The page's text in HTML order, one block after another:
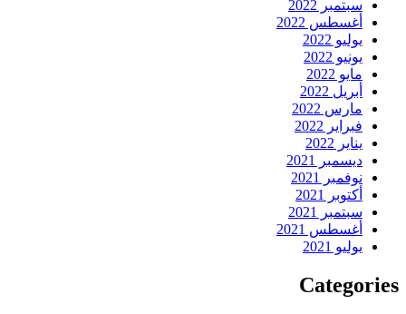
سبتمبر 2022
أغسطس 2022
يوليو 2022
يونيو 2022
مايو 2022
أبريل 2022
مارس 2022
فبراير 2022
يناير 2022
ديسمبر 2021
نوفمبر 2021
أكتوبر 2021
سبتمبر 2021
أغسطس 2021
يوليو 2021
Categories